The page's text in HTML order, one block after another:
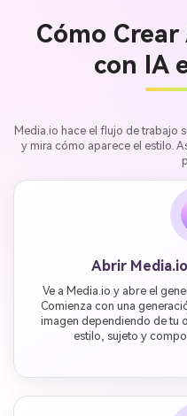
Cómo
con IA
Media.io hace el flujo de trabajo
y mira cómo aparece el estilo.
Abrir
Ve a Media.io y abre el
Comienza con una
imagen dependiendo de tu
estilo, sujeto y